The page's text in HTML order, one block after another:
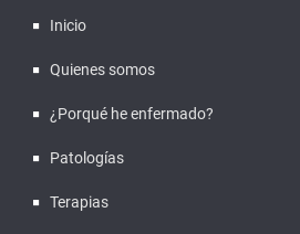
Inicio
Quienes somos
¿Porqué he enfermado?
Patologías
Terapias